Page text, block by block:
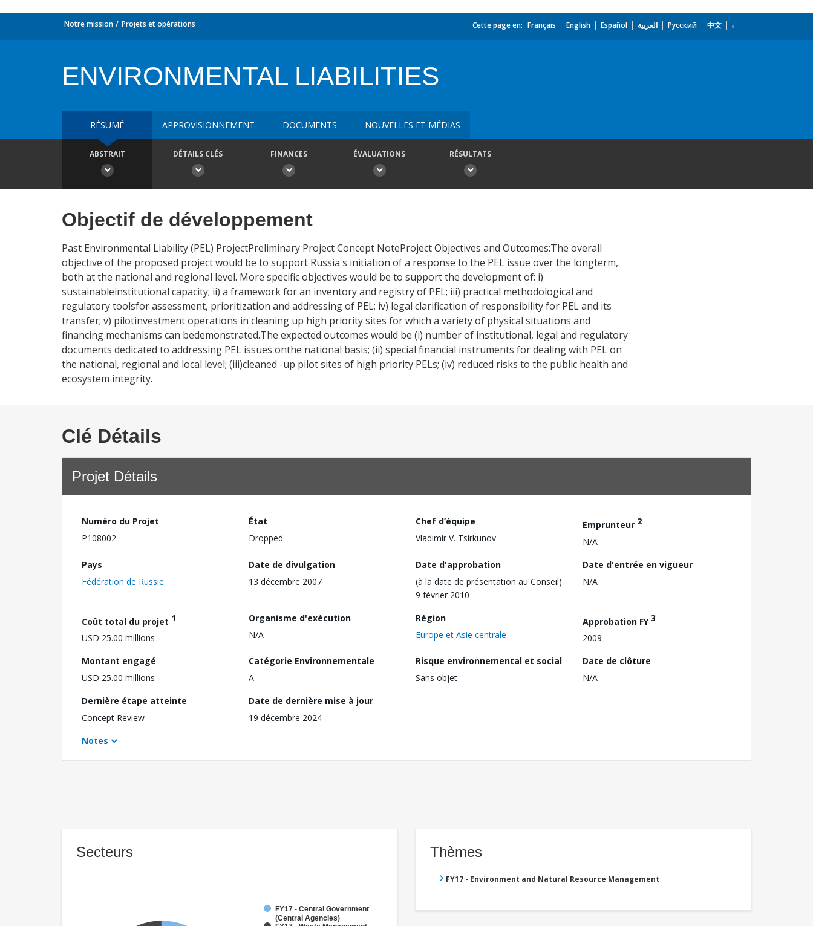
Notre mission Projets et opérations Cette page en: Français English Español العربية Русский 中文
ENVIRONMENTAL LIABILITIES
RÉSUMÉ APPROVISIONNEMENT DOCUMENTS NOUVELLES ET MÉDIAS
ABSTRAIT DÉTAILS CLÉS FINANCES ÉVALUATIONS RÉSULTATS
Objectif de développement
Past Environmental Liability (PEL) ProjectPreliminary Project Concept NoteProject Objectives and Outcomes:The overall
objective of the proposed project would be to support Russia's initiation of a response to the PEL issue over the longterm,
both at the national and regional level. More specific objectives would be to support the development of: i)
sustainableinstitutional capacity; ii) a framework for an inventory and registry of PEL; iii) practical methodological and
regulatory toolsfor assessment, prioritization and addressing of PEL; iv) legal clarification of responsibility for PEL and its
transfer; v) pilotinvestment operations in cleaning up high priority sites for which a variety of physical situations and
financing mechanisms can bedemonstrated.The expected outcomes would be (i) number of institutional, legal and regulatory
documents dedicated to addressing PEL issues onthe national basis; (ii) special financial instruments for dealing with PEL on
the national, regional and local level; (iii)cleaned -up pilot sites of high priority PELs; (iv) reduced risks to the public health and
ecosystem integrity.
Clé Détails
Projet Détails
Numéro du Projet
P108002
État
Dropped
Chef d’équipe
Vladimir V. Tsirkunov
Emprunteur 2
N/A
Pays
Fédération de Russie
Date de divulgation
13 décembre 2007
Date d'approbation
(à la date de présentation au Conseil)
9 février 2010
Date d'entrée en vigueur
N/A
Coût total du projet 1
USD 25.00 millions
Organisme d'exécution
N/A
Région
Europe et Asie centrale
Approbation FY3
2009
Montant engagé
USD 25.00 millions
Catégorie Environnementale
A
Risque environnemental et social
Sans objet
Date de clôture
N/A
Dernière étape atteinte
Concept Review
Date de dernière mise à jour
19 décembre 2024
Notes
Secteurs
FY17 - Central Government
(Central Agencies)
Thèmes
FY17 - Environment and Natural Resource Management